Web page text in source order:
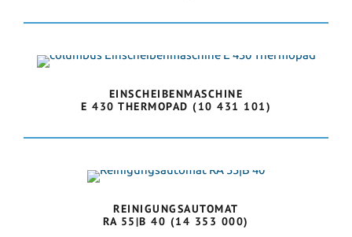
EINSCHEIBENMASCHINE
E 430 THERMOPAD (10 431 101)
REINIGUNGSAUTOMAT
RA 55|B 40 (14 353 000)